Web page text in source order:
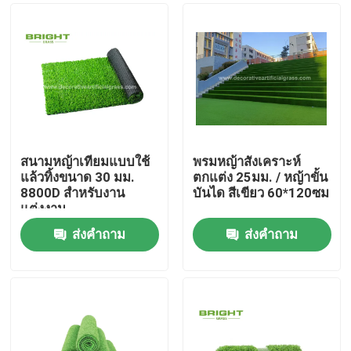
บ้าน
เกี่ยวกับเรา
สนามหญ้าเทียมแบบใช้
แล้วทิ้งขนาด 30 มม.
8800D สำหรับงาน
แต่งงาน
ส่งคำถาม
พรมหญ้าสังเคราะห์
ตกแต่ง 25มม. / หญ้าขั้น
บันได สีเขียว 60*120ซม
ส่งคำถาม